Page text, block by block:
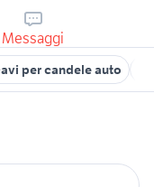
Messaggi
per candele auto